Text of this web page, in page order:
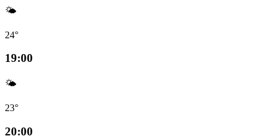
🌤️
24°
19:00
🌤️
23°
20:00